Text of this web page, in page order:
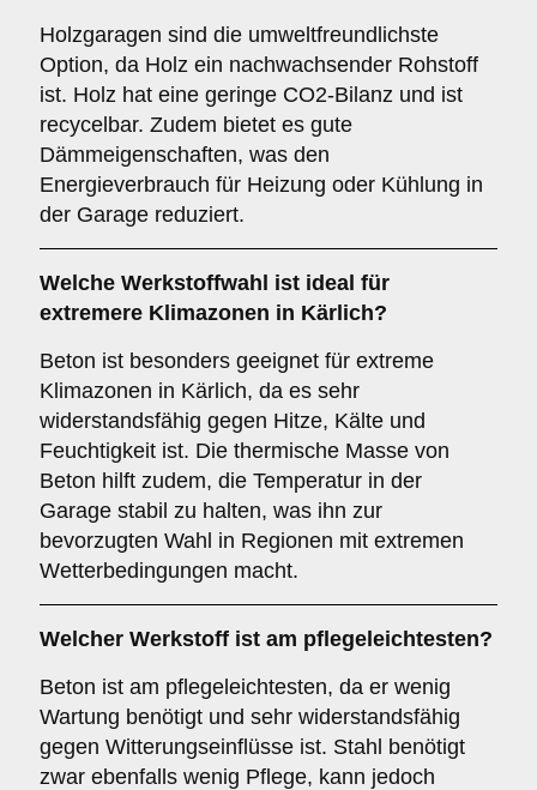
Holzgaragen sind die umweltfreundlichste
Option, da Holz ein nachwachsender Rohstoff
ist. Holz hat eine geringe CO2-Bilanz und ist
recycelbar. Zudem bietet es gute
Dämmeigenschaften, was den
Energieverbrauch für Heizung oder Kühlung in
der Garage reduziert.
Welche Werkstoffwahl ist ideal für
extremere Klimazonen in Kärlich?
Beton ist besonders geeignet für extreme
Klimazonen in Kärlich, da es sehr
widerstandsfähig gegen Hitze, Kälte und
Feuchtigkeit ist. Die thermische Masse von
Beton hilft zudem, die Temperatur in der
Garage stabil zu halten, was ihn zur
bevorzugten Wahl in Regionen mit extremen
Wetterbedingungen macht.
Welcher Werkstoff ist am pflegeleichtesten?
Beton ist am pflegeleichtesten, da er wenig
Wartung benötigt und sehr widerstandsfähig
gegen Witterungseinflüsse ist. Stahl benötigt
zwar ebenfalls wenig Pflege, kann jedoch